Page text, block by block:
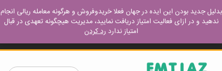
ورود – عضویت آموزش مفید نحوه خرید نحوه فروش
کجا پیدا میشه تماس با ما
بدلیل جدید بودن این ایده در جهان فعلا خریدوفروش و هرگونه معامله ریالی انجام
ندهید و در ازای فعالیت امتیاز دریافت نمایید، مدیریت هیچگونه تعهدی در قبال
امتیاز نداردرد کردن